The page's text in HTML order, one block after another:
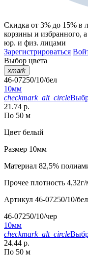
Скидка от 3% до 15% в
корзины и избранного,
юр. и физ. лицами
Зарегистрироваться
Выбор цвета
xmark
46-07250/10/бел
10мм
checkmark_alt_circle
21.74 р.
По 50 м
Цвет белый
Размер 10мм
Материал 82,5%
Прочее плотность
Артикул 46-07250/10/бел
46-07250/10/чер
10мм
checkmark_alt_circle
24.44 р.
По 50 м